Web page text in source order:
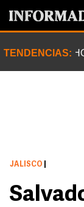
TENDENCIAS:
JALISCO